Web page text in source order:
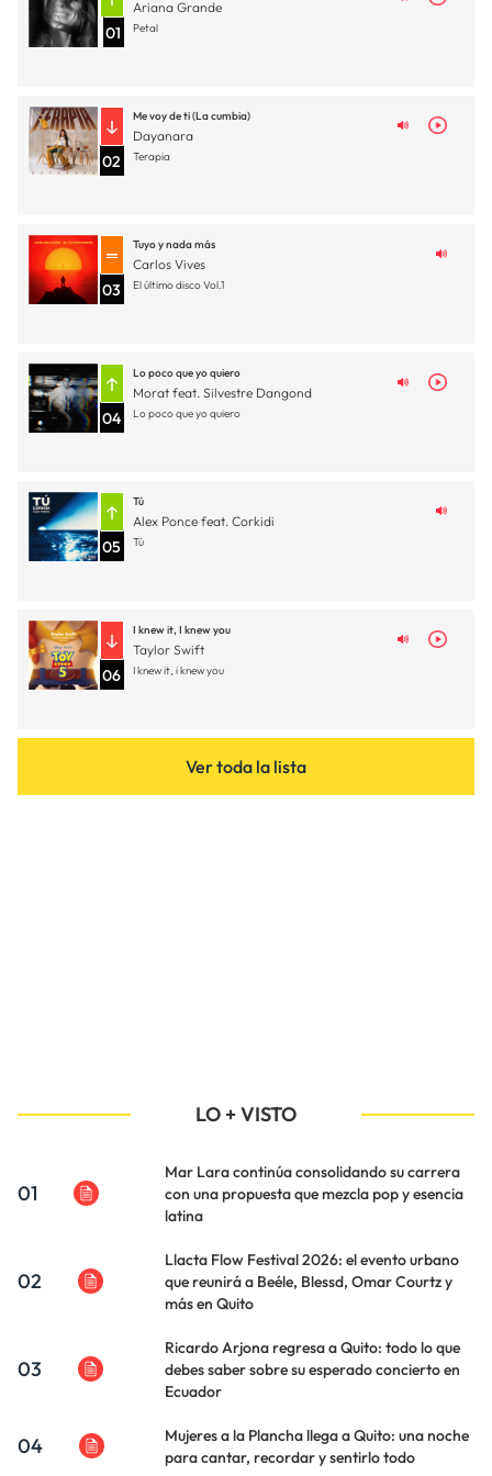
01
Ariana Grande
Petal
02
Me voy de ti (La cumbia)
Dayanara
Terapia
03
Tuyo y nada más
Carlos Vives
El último disco Vol.1
04
Lo poco que yo quiero
Morat feat. Silvestre Dangond
Lo poco que yo quiero
05
Tú
Alex Ponce feat. Corkidi
Tú
06
I knew it, I knew you
Taylor Swift
I knew it, i knew you
Ver toda la lista
LO + VISTO
01
Mar Lara continúa consolidando su carrera
con una propuesta que mezcla pop y esencia
latina
02
Llacta Flow Festival 2026: el evento urbano
que reunirá a Beéle, Blessd, Omar Courtz y
más en Quito
03
Ricardo Arjona regresa a Quito: todo lo que
debes saber sobre su esperado concierto en
Ecuador
04
Mujeres a la Plancha llega a Quito: una noche
para cantar, recordar y sentirlo todo